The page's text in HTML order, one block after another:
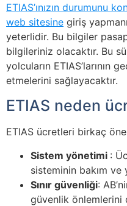
ETIAS’ınızın durumunu
web sitesine giriş
yeterlidir. Bu bilgiler
bilgileriniz olacaktır. Bu
yolcuların ETIAS’larının
etmelerini sağlayacaktır.
ETIAS neden
ETIAS ücretleri birkaç
Sistem yönetimi :
sisteminin bakım ve
Sınır güvenliği:
güvenlik önlemlerini